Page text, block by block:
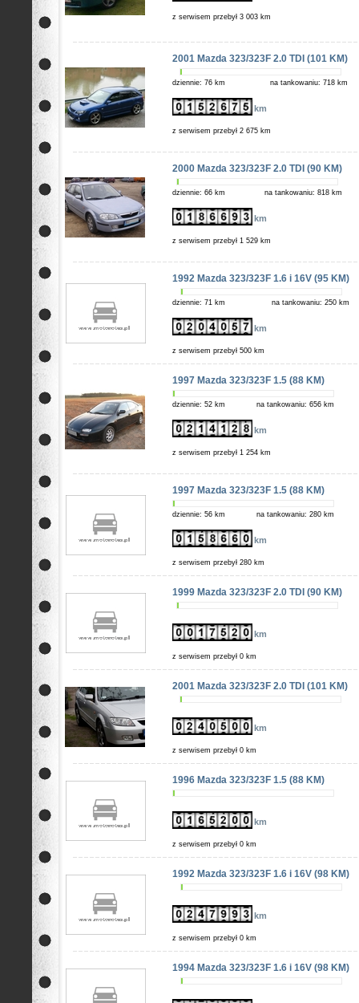
z serwisem przebył 3 003 km
2001 Mazda 323/323F 2.0 TDI (101 KM)
dziennie: 76 km na tankowaniu: 718 km
km
z serwisem przebył 2 675 km
2000 Mazda 323/323F 2.0 TDI (90 KM)
dziennie: 66 km na tankowaniu: 818 km
km
z serwisem przebył 1 529 km
1992 Mazda 323/323F 1.6 i 16V (95 KM)
dziennie: 71 km na tankowaniu: 250 km
km
z serwisem przebył 500 km
1997 Mazda 323/323F 1.5 (88 KM)
dziennie: 52 km na tankowaniu: 656 km
km
z serwisem przebył 1 254 km
1997 Mazda 323/323F 1.5 (88 KM)
dziennie: 56 km na tankowaniu: 280 km
km
z serwisem przebył 280 km
1999 Mazda 323/323F 2.0 TDI (90 KM)
km
z serwisem przebył 0 km
2001 Mazda 323/323F 2.0 TDI (101 KM)
km
z serwisem przebył 0 km
1996 Mazda 323/323F 1.5 (88 KM)
km
z serwisem przebył 0 km
1992 Mazda 323/323F 1.6 i 16V (98 KM)
km
z serwisem przebył 0 km
1994 Mazda 323/323F 1.6 i 16V (98 KM)